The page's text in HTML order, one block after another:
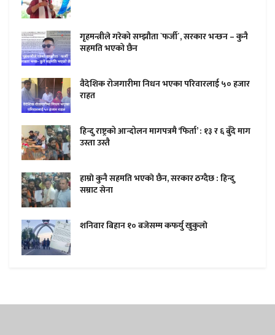
गृहमन्त्रीले गरेको सम्झौता `फर्जी´, सरकार भन्छन – कुनै
सहमति भएको छैन
वैदेशिक रोजगारीमा निधन भएका परिवारलाई ५० हजार
राहत
हिन्दु राष्ट्रको आन्दोलन मागपत्रमै ‘फिर्ता’ : १३ र ६ बुँदे माग
उस्ता उस्तै
हाम्राे कुनै सहमति भएकाे छैन, सरकार ठग्दैछ : हिन्दु
सम्राट सेना
शनिवार बिहान १० बजेसम्म कफर्यु खुकुलाे